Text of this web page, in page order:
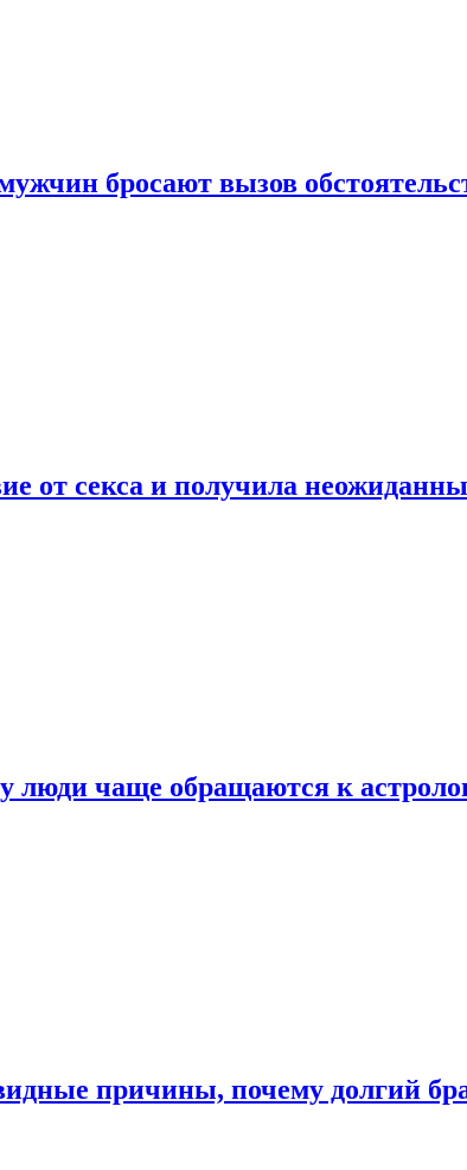
бросают вызов
от секса и получила
люди чаще обращаются к
причины, почему долгий